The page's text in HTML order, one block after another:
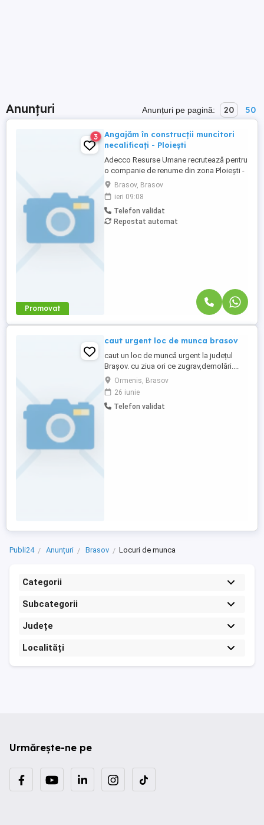
Anunțuri Anunțuri pe pagină: 20 50
Promovat
3
Angajăm în construcții muncitori
necalificați - Ploiești
Adecco Resurse Umane recrutează pentru
o companie de renume din zona Ploiești -
Brazi, activă în domeniul construcțiilor și al
structurilor metalice. Responsabilități:
Montaj și manipulare structuri metalice;
Încărcarea, descărcarea și manipularea
materialelor; Asigurarea suportului logistic
Brasov, Brasov
ieri 09:08
Telefon validat
Repostat automat
caut urgent loc de munca brasov
caut un loc de muncă urgent la județul
Brașov. cu ziua ori ce zugrav,demolări....
etc. necalificat mă puteți contacta la Nr de
telefon sau la Nr
Ormenis, Brasov
26 iunie
Telefon validat
Publi24 Anunțuri Brasov Locuri de munca
Categorii
Subcategorii
Județe
Localități
Urmărește-ne pe